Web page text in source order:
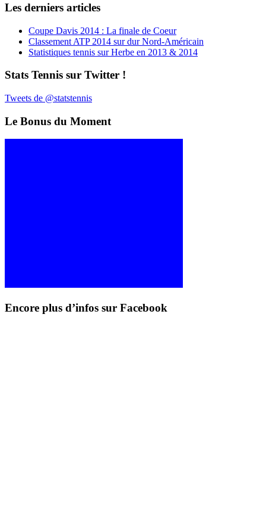
Les derniers articles
Coupe Davis 2014 : La finale de Coeur
Classement ATP 2014 sur dur Nord-Américain
Statistiques tennis sur Herbe en 2013 & 2014
Stats Tennis sur Twitter !
Tweets de @statstennis
Le Bonus du Moment
Encore plus d’infos sur Facebook